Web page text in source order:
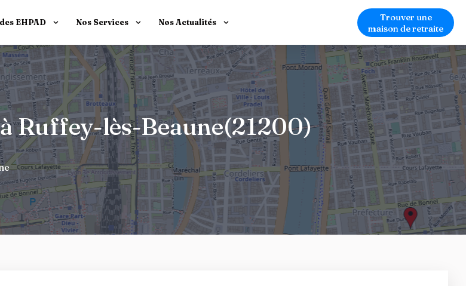
EHPAD Nos Services Nos Actualités
Trouver une
maison de retraite
Ruffey-lès-Beaune(21200)